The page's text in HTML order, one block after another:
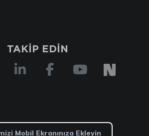
TAKİP EDİN
Mobil Ekranınıza Ekleyin